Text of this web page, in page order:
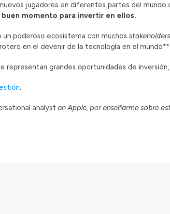
jugadores en diferentes partes del mundo
momento para invertir en ellos.
poderoso ecosistema con muchos stakeholders
en el devenir de la tecnología en el mundo**.
representan grandes oportunidades de
analyst en Apple, por enseñarme sobre